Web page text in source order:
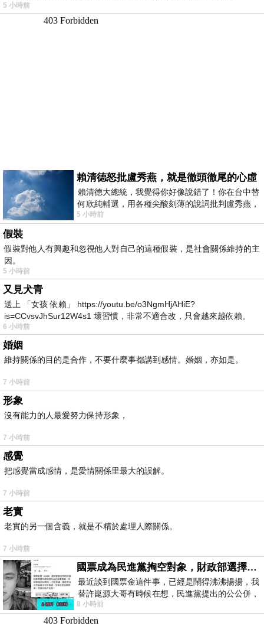
5 小時前
賴清德怒批盧秀燕，就是徹頭徹尾的心虛
賴清德大總統，我覺得你好像說錯了！你在台中替
何欣純輔選，用各種尖酸刻薄的說詞批判盧秀燕，
罵她施政滿意度輸給陳其邁，甚至還說盧
5 小時前
假裝
假裝對他人有興趣和忽視他人對自己的這種假裝，是社會關係維持的主
因。
5 小時前
又見犬青
送上 「女孩 依賴」 https://youtu.be/o3NgmHjAHiE?
is=CCvsvJhSur12W4s1 壞習慣，非常不適合改，只會越來越依賴。
我害怕的
6 小時前
婚姻
維持關係的目的是合作，不要什麼事都講到感情。婚姻，亦如是。
7 小時前
形象
沒有能力的人最愛努力保持形象，
7 小時前
感覺
把感覺當成感情，是愛情關係里最大的誤解。
7 小時前
老實
老實的另一個含義，就是不精於處理人際關係。
7 小時前
國票成為民進黨掏空對象，財政部選擇性失憶
最近談到國票金這件事，已經是鬧得沸沸揚揚，我
替許崑源大哥有時候在想，民進黨提出的公公併，
其實就是想要國庫通黨庫，鬧出最大的醜
8 小時前